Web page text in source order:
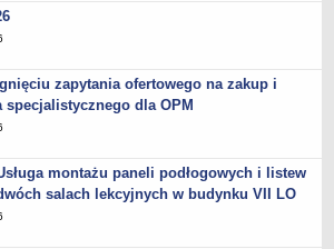
zapytania ofertowego na zakup i
specjalistycznego dla OPM
montażu paneli podłogowych i listew
salach lekcyjnych w budynku VII LO